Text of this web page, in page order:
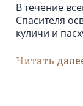
В течение
Спасителя
куличи и
Читать